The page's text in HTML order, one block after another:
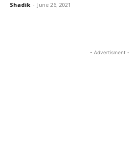
Shadik - June 26, 2021
- Advertisment -